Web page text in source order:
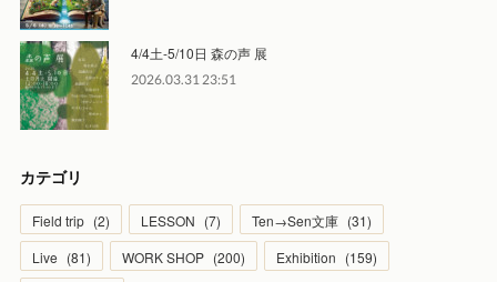
4/4土-5/10日 森の声 展
2026.03.31 23:51
カテゴリ
Field trip (2) LESSON (7) Ten→Sen文庫 (31)
Live (81) WORK SHOP (200) Exhibition (159)